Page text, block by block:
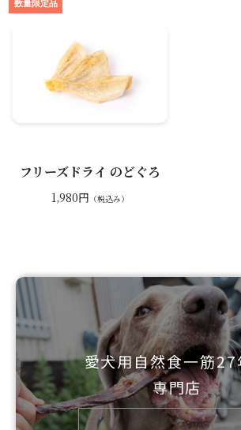
フリーズドライ のどぐろ
1,980円 （税込み）
愛犬用自然食一筋27
専門店